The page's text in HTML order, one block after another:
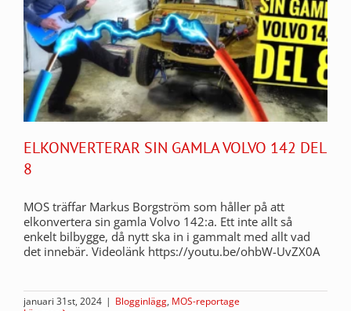
ELKONVERTERAR SIN GAMLA VOLVO 142 DEL
8
MOS träffar Markus Borgström som håller på att
elkonvertera sin gamla Volvo 142:a. Ett inte allt så
enkelt bilbygge, då nytt ska in i gammalt med allt vad
det innebär. Videolänk https://youtu.be/ohbW-UvZX0A
januari 31st, 2024 | Blogginlägg, MOS-reportage